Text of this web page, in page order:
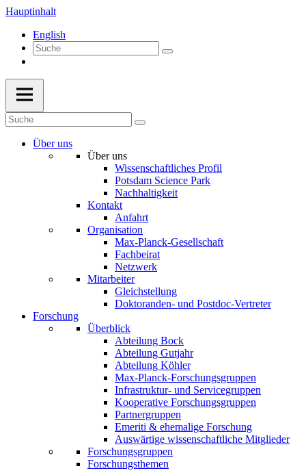
Hauptinhalt
English
Über uns
Über uns
Wissenschaftliches Profil
Potsdam Science Park
Nachhaltigkeit
Kontakt
Anfahrt
Organisation
Max-Planck-Gesellschaft
Fachbeirat
Netzwerk
Mitarbeiter
Gleichstellung
Doktoranden- und Postdoc-Vertreter
Forschung
Überblick
Abteilung Bock
Abteilung Gutjahr
Abteilung Köhler
Max-Planck-Forschungsgruppen
Infrastruktur- und Servicegruppen
Kooperative Forschungsgruppen
Partnergruppen
Emeriti & ehemalige Forschung
Auswärtige wissenschaftliche Mitglieder
Forschungsgruppen
Forschungsthemen